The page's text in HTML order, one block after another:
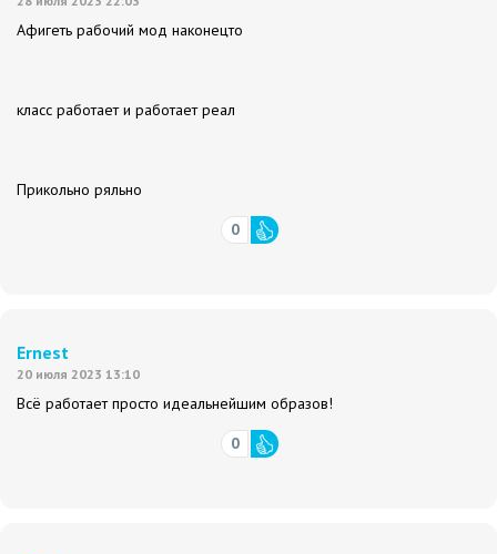
Афигеть рабочий мод наконецто
класс работает и работает реал
Прикольно ряльно
0
Ernest
20 июля 2023 13:10
Всё работает просто идеальнейшим образов!
0